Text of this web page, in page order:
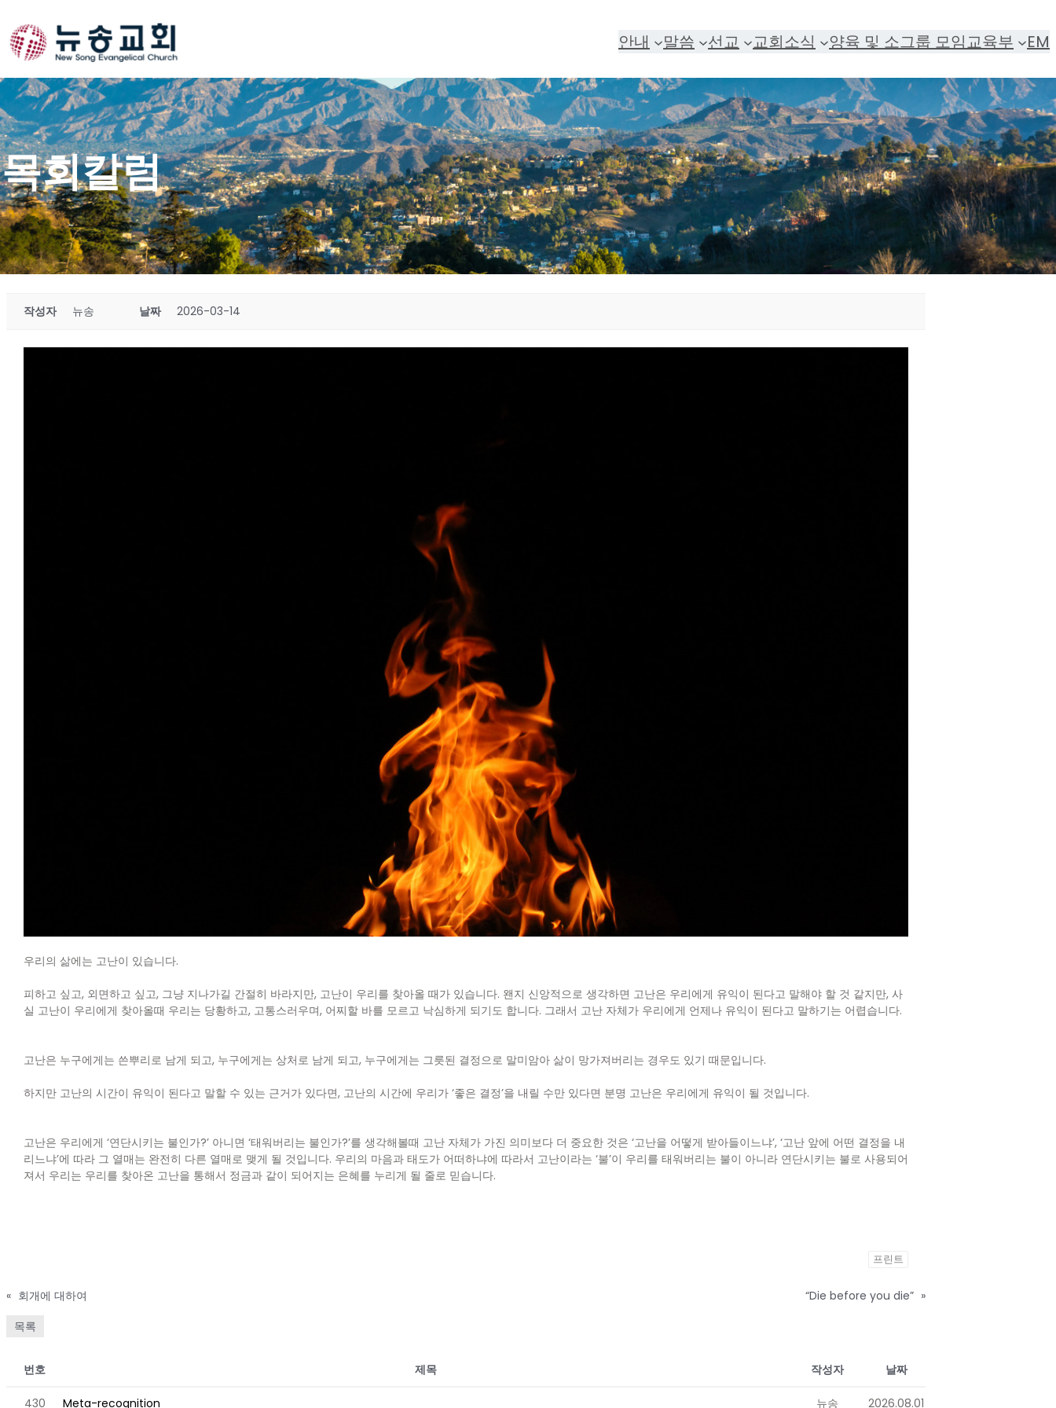
to
content
안내 말씀 선교 교회소식 양육 및 소그룹 모임교육부 EM
목회칼럼
작성자 뉴송 날짜 2026-03-14
우리의 삶에는 고난이 있습니다.
피하고 싶고, 외면하고 싶고, 그냥 지나가길 간절히 바라지만, 고난이 우리를 찾아올 때가 있습니다. 왠지 신앙적으로 생각하면 고난은 우리에게 유익이 된다고 말해야 할 것 같지만, 사
실 고난이 우리에게 찾아올때 우리는 당황하고, 고통스러우며, 어찌할 바를 모르고 낙심하게 되기도 합니다. 그래서 고난 자체가 우리에게 언제나 유익이 된다고 말하기는 어렵습니다.
고난은 누구에게는 쓴뿌리로 남게 되고, 누구에게는 상처로 남게 되고, 누구에게는 그릇된 결정으로 말미암아 삶이 망가져버리는 경우도 있기 때문입니다.
하지만 고난의 시간이 유익이 된다고 말할 수 있는 근거가 있다면, 고난의 시간에 우리가 ‘좋은 결정’을 내릴 수만 있다면 분명 고난은 우리에게 유익이 될 것입니다.
고난은 우리에게 ‘연단시키는 불인가?’ 아니면 ‘태워버리는 불인가?’를 생각해볼때 고난 자체가 가진 의미보다 더 중요한 것은 ‘고난을 어떻게 받아들이느냐’, ‘고난 앞에 어떤 결정을 내
리느냐’에 따라 그 열매는 완전히 다른 열매로 맺게 될 것입니다. 우리의 마음과 태도가 어떠하냐에 따라서 고난이라는 ‘불’이 우리를 태워버리는 불이 아니라 연단시키는 불로 사용되어
져서 우리는 우리를 찾아온 고난을 통해서 정금과 같이 되어지는 은혜를 누리게 될 줄로 믿습니다.
프린트
« 회개에 대하여 “Die before you die” »
목록
번호 제목 작성자 날짜
430 Meta-recognition 뉴송 2026.08.01